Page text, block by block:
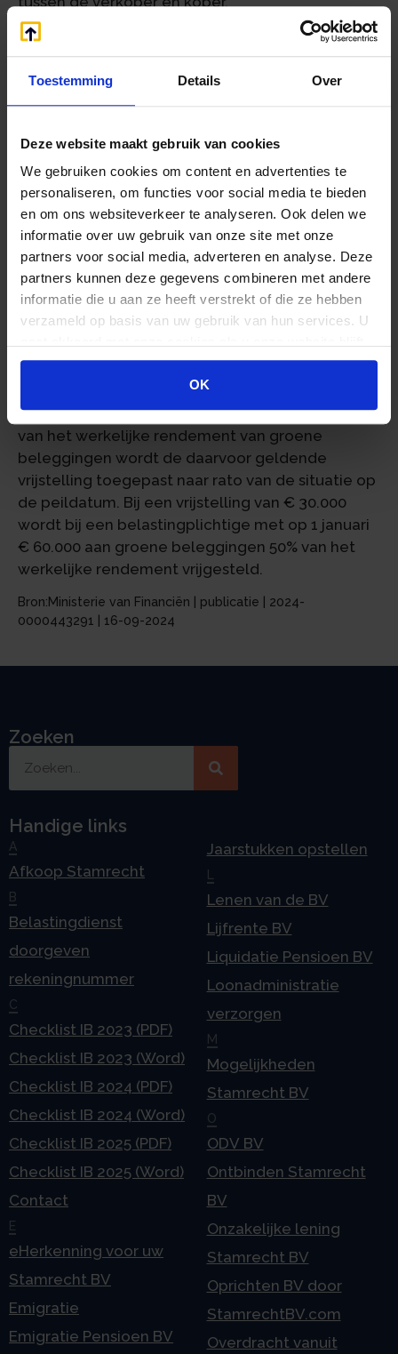
Toestemming Details Over
Deze website maakt gebruik van cookies
We gebruiken cookies om content en advertenties te
personaliseren, om functies voor social media te bieden
en om ons websiteverkeer te analyseren. Ook delen we
informatie over uw gebruik van onze site met onze
partners voor social media, adverteren en analyse. Deze
partners kunnen deze gegevens combineren met andere
informatie die u aan ze heeft verstrekt of die ze hebben
verzameld op basis van uw gebruik van hun services. U
gebruiken.
OK
Voorkoming dubbele belasting
Een vermindering ter voorkoming van dubbele
box 3 deel en het totale werkelijke rendement in
Toepassing schuldendrempel
De in de wet opgenomen schuldendrempel in
box 3 van € 3.700 (bedrag 2024) wordt bij het
bepalen van het werkelijke rendement buiten
toepassing gelaten.
Toepassing vrijstelling groene
beleggingen
De grens voor groene beleggingen is gekoppeld
aan de peildatum 1 januari. Voor het berekenen
van het werkelijke rendement van groene
beleggingen wordt de daarvoor geldende
vrijstelling toegepast naar rato van de situatie op
de peildatum. Bij een vrijstelling van € 30.000
wordt bij een belastingplichtige met op 1 januari
€ 60.000 aan groene beleggingen 50% van het
werkelijke rendement vrijgesteld.
Bron:Ministerie van Financiën | publicatie | 2024-
0000443291 | 16-09-2024
Zoeken
Handige links
A
Afkoop Stamrecht
B
Belastingdienst
doorgeven
rekeningnummer
C
Checklist IB 2023 (PDF)
Checklist IB 2023 (Word)
Checklist IB 2024 (PDF)
Checklist IB 2024 (Word)
Checklist IB 2025 (PDF)
Checklist IB 2025 (Word)
Contact
E
eHerkenning voor uw
Stamrecht BV
Emigratie
Emigratie Pensioen BV
Jaarstukken opstellen
Lenen van de BV
Lijfrente BV
Liquidatie Pensioen BV
Loonadministratie
verzorgen
M
Mogelijkheden
Stamrecht BV
O
ODV BV
Ontbinden Stamrecht
BV
Onzakelijke lening
Stamrecht BV
Oprichten BV door
StamrechtBV.com
Overdracht vanuit